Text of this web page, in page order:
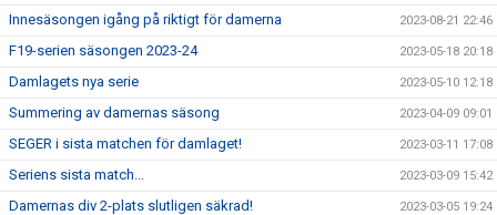
Innesäsongen igång på riktigt för damerna 2023-08-21 22:46
F19-serien säsongen 2023-24 2023-05-18 20:18
Damlagets nya serie 2023-05-10 12:18
Summering av damernas säsong 2023-04-09 09:01
SEGER i sista matchen för damlaget! 2023-03-11 17:08
Seriens sista match... 2023-03-09 15:42
Damernas div 2-plats slutligen säkrad! 2023-03-05 19:24